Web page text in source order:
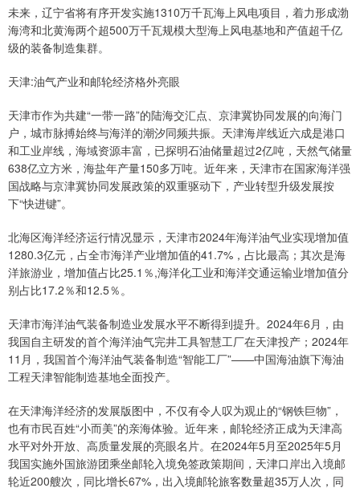
未来，辽宁省将有序开发实施1310万千瓦海上风电项目，着力形成渤
海湾和北黄海两个超500万千瓦规模大型海上风电基地和产值超千亿
级的装备制造集群。
天津:油气产业和邮轮经济格外亮眼
天津市作为共建“一带一路”的陆海交汇点、京津冀协同发展的向海门
户，城市脉搏始终与海洋的潮汐同频共振。天津海岸线近六成是港口
和工业岸线，海域资源丰富，已探明石油储量超过2亿吨，天然气储量
638亿立方米，海盐年产量150多万吨。近年来，天津市在国家海洋强
国战略与京津冀协同发展政策的双重驱动下，产业转型升级发展按
下“快进键”。
北海区海洋经济运行情况显示，天津市2024年海洋油气业实现增加值
1280.3亿元，占全市海洋产业增加值的41.7%，占比最高；其次是海
洋旅游业，增加值占比25.1％,海洋化工业和海洋交通运输业增加值分
别占比17.2％和12.5％。
天津市海洋油气装备制造业发展水平不断得到提升。2024年6月，由
我国自主研发的首个海洋油气完井工具智慧工厂在天津投产；2024年
11月，我国首个海洋油气装备制造“智能工厂”——中国海油旗下海油
工程天津智能制造基地全面投产。
在天津海洋经济的发展版图中，不仅有令人叹为观止的“钢铁巨物”，
也有市民百姓“小而美”的亲海体验。近年来，邮轮经济正成为天津高
水平对外开放、高质量发展的亮眼名片。在2024年5月至2025年5月
我国实施外国旅游团乘坐邮轮入境免签政策期间，天津口岸出入境邮
轮近200艘次，同比增长67%，出入境邮轮旅客数量超35万人次，同